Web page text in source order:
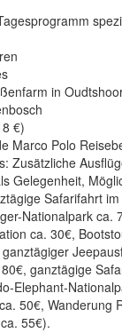
in
€)
Marco Polo
Zusätzliche
Gelegenheit,
Safarifahrt im
Nationalpark ca.
ca. 30€,
ganztägige
Elephant-
50€, Wanderung
55€).